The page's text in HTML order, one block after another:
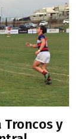
Troncos y